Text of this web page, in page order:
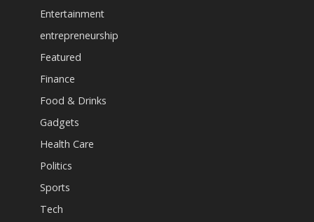
Entertainment
entrepreneurship
Featured
Finance
Food & Drinks
Gadgets
Health Care
Politics
Sports
Tech